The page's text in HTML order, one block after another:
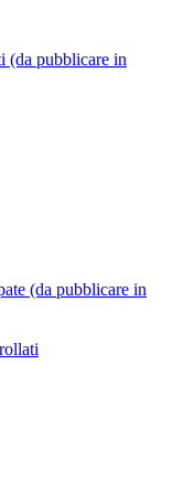
(da pubblicare in
(da pubblicare in